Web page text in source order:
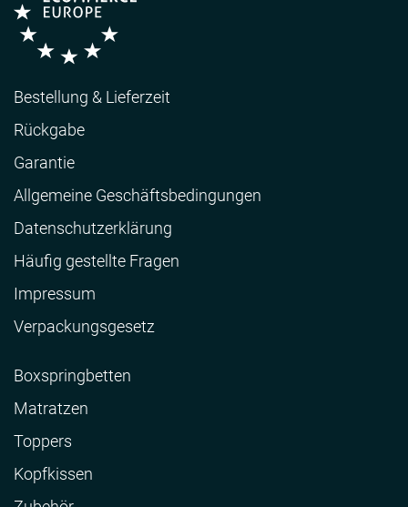
Bestellung & Lieferzeit
Rückgabe
Garantie
Allgemeine Geschäftsbedingungen
Datenschutzerklärung
Häufig gestellte Fragen
Impressum
Verpackungsgesetz
Boxspringbetten
Matratzen
Toppers
Kopfkissen